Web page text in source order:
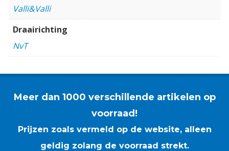
Valli&Valli
Draairichting
NvT
Meer dan 1000 verschillende artikelen op
voorraad!
Prijzen zoals vermeld op de website, alleen
geldig zolang de voorraad strekt.